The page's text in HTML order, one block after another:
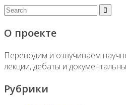
О проекте
Переводим и озвучиваем
лекции, дебаты и
Рубрики